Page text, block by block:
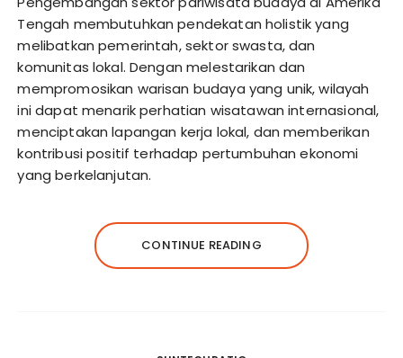
Tengah membutuhkan pendekatan holistik yang
melibatkan pemerintah, sektor swasta, dan
komunitas lokal. Dengan melestarikan dan
mempromosikan warisan budaya yang unik, wilayah
ini dapat menarik perhatian wisatawan internasional,
menciptakan lapangan kerja lokal, dan memberikan
kontribusi positif terhadap pertumbuhan ekonomi
yang berkelanjutan.
CONTINUE READING